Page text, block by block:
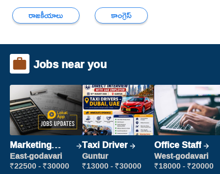
రాజకీయాలు కాంగ్రెస్
Jobs near you
Marketing
Executive
East-godavari
₹22500 - ₹30000
Taxi Driver
Guntur
₹13000 - ₹30000
Office Staff
West-godavari
₹18000 - ₹20000